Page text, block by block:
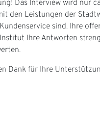
Das Interview wird nur
den Leistungen der
sind. Ihre
Ihre Antworten
Dank für Ihre